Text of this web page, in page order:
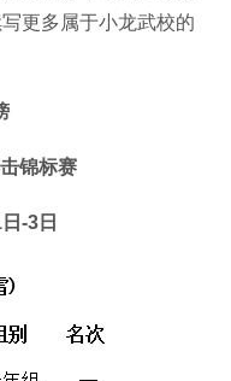
更多属于小龙武校的
锦标赛
-3日